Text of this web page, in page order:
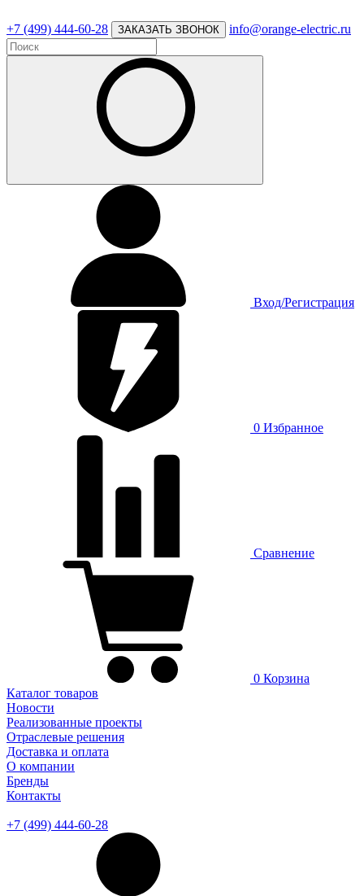
+7 (499) 444-60-28 ЗАКАЗАТЬ ЗВОНОК info@orange-electric.ru
Вход/Регистрация
0 Избранное
Сравнение
0 Корзина
Каталог товаров
Новости
Реализованные проекты
Отраслевые решения
Доставка и оплата
О компании
Бренды
Контакты
+7 (499) 444-60-28